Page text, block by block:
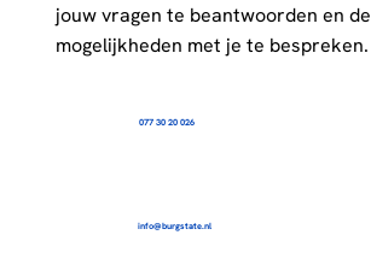
jouw vragen te beantwoorden en de
mogelijkheden met je te bespreken.
077 30 20 026
info@burgstate.nl